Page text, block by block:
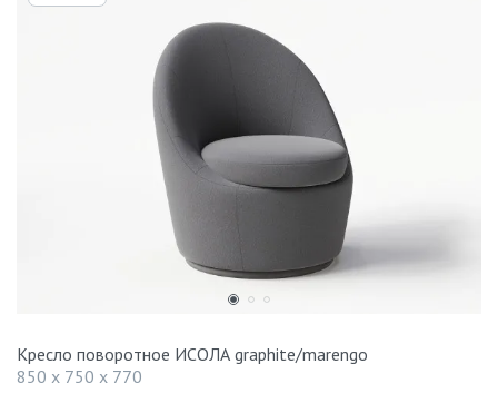
Кресло поворотное ИСОЛА graphite/marengo
850 x 750 x 770